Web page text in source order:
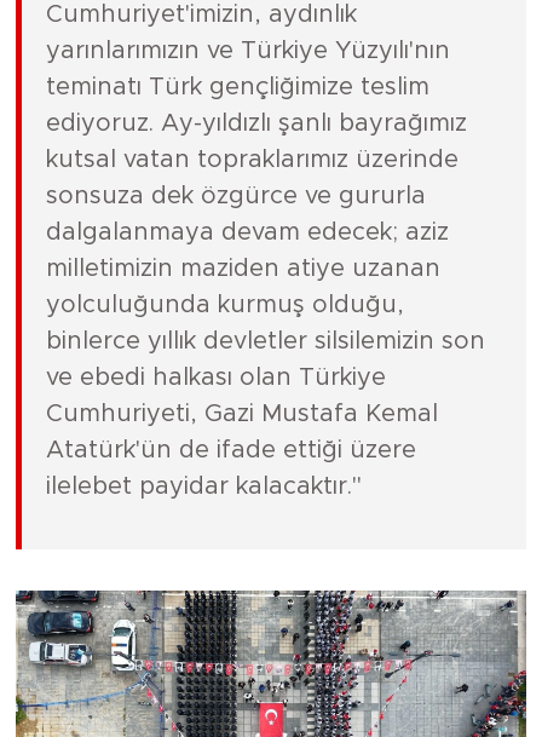
Cumhuriyet'imizin, aydınlık
yarınlarımızın ve Türkiye Yüzyılı'nın
teminatı Türk gençliğimize teslim
ediyoruz. Ay-yıldızlı şanlı bayrağımız
kutsal vatan topraklarımız üzerinde
sonsuza dek özgürce ve gururla
dalgalanmaya devam edecek; aziz
milletimizin maziden atiye uzanan
yolculuğunda kurmuş olduğu,
binlerce yıllık devletler silsilemizin son
ve ebedi halkası olan Türkiye
Cumhuriyeti, Gazi Mustafa Kemal
Atatürk'ün de ifade ettiği üzere
ilelebet payidar kalacaktır."